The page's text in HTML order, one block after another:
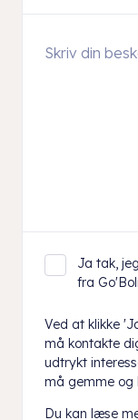
Ja tak,
fra
Ved at klikke
må kontakte
udtrykt
må gemme og
Du kan læse